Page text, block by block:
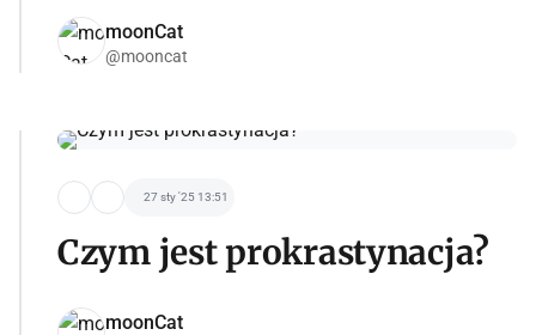
moonCat
@mooncat
27 sty '25 13:51
Czym jest prokrastynacja?
moonCat